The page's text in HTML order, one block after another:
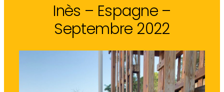
Inès – Espagne –
Septembre 2022